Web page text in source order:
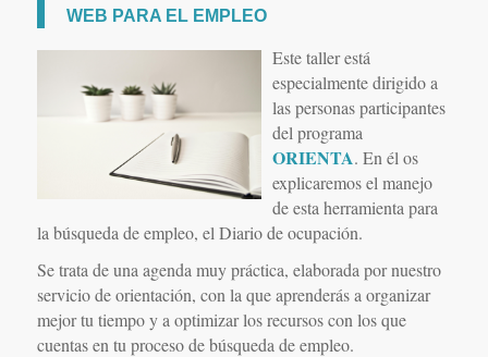
WEB PARA EL EMPLEO
Este taller está
especialmente dirigido a
las personas participantes
del programa
ORIENTA. En él os
explicaremos el manejo
de esta herramienta para
la búsqueda de empleo, el Diario de ocupación.
Se trata de una agenda muy práctica, elaborada por nuestro
servicio de orientación, con la que aprenderás a organizar
mejor tu tiempo y a optimizar los recursos con los que
cuentas en tu proceso de búsqueda de empleo.